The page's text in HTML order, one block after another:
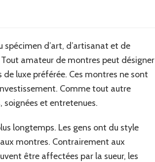
spécimen d’art, d’artisanat et de
amateur de montres peut désigner
luxe préférée. Ces montres ne sont
Comme tout autre
et entretenues.
longtemps. Les gens ont du style
montres. Contrairement aux
être affectées par la sueur, les